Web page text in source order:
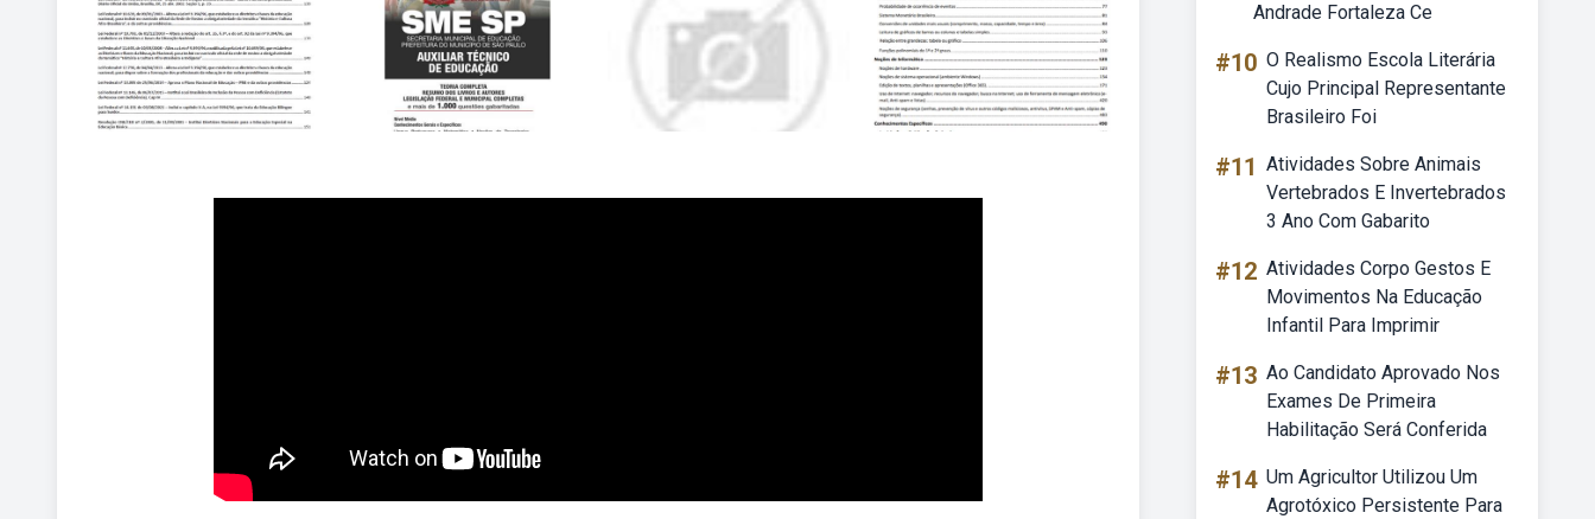
Andrade Fortaleza Ce
#10 O Realismo Escola Literária
Cujo Principal Representante
Brasileiro Foi
#11 Atividades Sobre Animais
Vertebrados E Invertebrados
3 Ano Com Gabarito
#12 Atividades Corpo Gestos E
Movimentos Na Educação
Infantil Para Imprimir
#13 Ao Candidato Aprovado Nos
Exames De Primeira
Habilitação Será Conferida
#14 Um Agricultor Utilizou Um
Agrotóxico Persistente Para